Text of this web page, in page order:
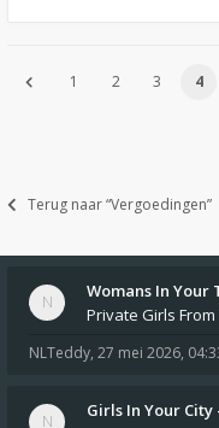
1 2 3 4
Terug naar “Vergoedingen”
Womans In Your
NLTeddy, 27 mei 2026,
Girls In Your